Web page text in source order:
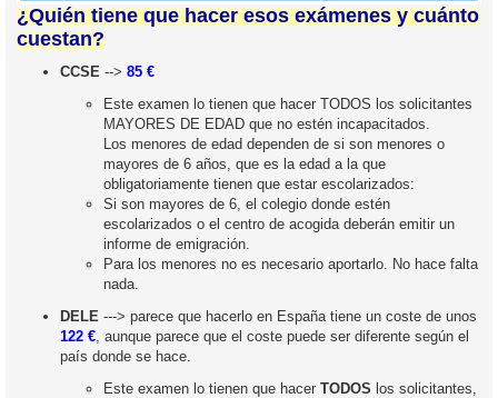
¿Quién tiene que hacer esos exámenes y cuánto
cuestan?
CCSE --> 85 €
Este examen lo tienen que hacer TODOS los solicitantes
MAYORES DE EDAD que no estén incapacitados.
Los menores de edad dependen de si son menores o
mayores de 6 años, que es la edad a la que
obligatoriamente tienen que estar escolarizados:
Si son mayores de 6, el colegio donde estén
escolarizados o el centro de acogida deberán emitir un
informe de emigración.
Para los menores no es necesario aportarlo. No hace falta
nada.
DELE ---> parece que hacerlo en España tiene un coste de unos
122 €, aunque parece que el coste puede ser diferente según el
país donde se hace.
Este examen lo tienen que hacer TODOS los solicitantes,